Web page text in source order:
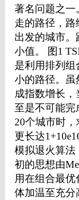
著名问题之一
走的路径，
出发的城市
小值。 图1
是利用排列
小的路径。虽
成指数增长
至是不可能完
20个城市时
更长达
模拟退火算
初的思想由
用在组合最
体加温至充分